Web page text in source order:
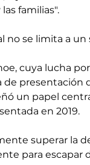
familias".
no se limita a
cuya lucha
de presentación
un papel
en 2019.
superar la
para escapar